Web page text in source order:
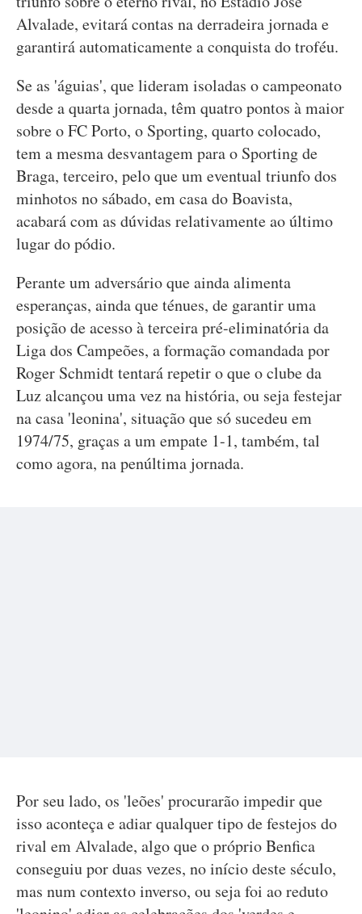
Alvalade, evitará contas na derradeira jornada e
garantirá automaticamente a conquista do troféu.
Se as 'águias', que lideram isoladas o campeonato
desde a quarta jornada, têm quatro pontos à maior
sobre o FC Porto, o Sporting, quarto colocado,
tem a mesma desvantagem para o Sporting de
Braga, terceiro, pelo que um eventual triunfo dos
minhotos no sábado, em casa do Boavista,
acabará com as dúvidas relativamente ao último
lugar do pódio.
Perante um adversário que ainda alimenta
esperanças, ainda que ténues, de garantir uma
posição de acesso à terceira pré-eliminatória da
Liga dos Campeões, a formação comandada por
Roger Schmidt tentará repetir o que o clube da
Luz alcançou uma vez na história, ou seja festejar
na casa 'leonina', situação que só sucedeu em
1974/75, graças a um empate 1-1, também, tal
como agora, na penúltima jornada.
Por seu lado, os 'leões' procurarão impedir que
isso aconteça e adiar qualquer tipo de festejos do
rival em Alvalade, algo que o próprio Benfica
conseguiu por duas vezes, no início deste século,
mas num contexto inverso, ou seja foi ao reduto